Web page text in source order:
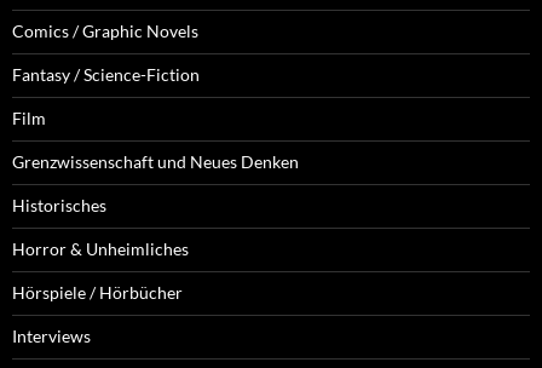
Comics / Graphic Novels
Fantasy / Science-Fiction
Film
Grenzwissenschaft und Neues Denken
Historisches
Horror & Unheimliches
Hörspiele / Hörbücher
Interviews